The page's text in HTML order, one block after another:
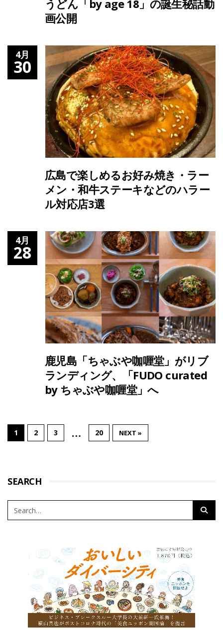
うどん「by age 18」の誕生秘話動
画公開
4月
30
広島で楽しめるお好み焼き・ラー
メン・和牛ステーキなどのハラー
ル対応店3選
4月
28
鹿児島「ちゃぶや咖喱堂」がリブ
ランディング、「FUDO curated
by ちゃぶや咖喱堂」へ
1 2 3 … 20 NEXT »
SEARCH